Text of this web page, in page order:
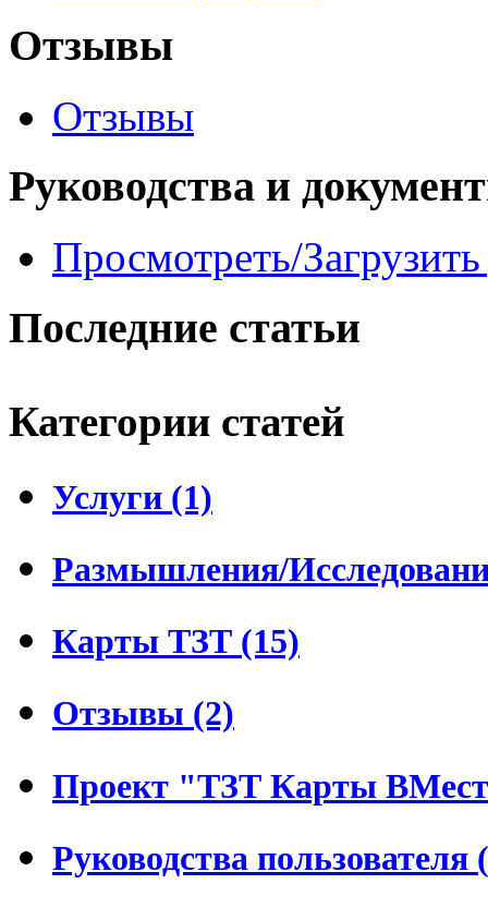
Отзывы
Отзывы
Руководства и
Просмотреть/
Последние статьи
Категории статей
Услуги (1)
Размышления/
Карты ТЗТ (15)
Отзывы (2)
Проект "ТЗТ Карты
Руководства пользователя